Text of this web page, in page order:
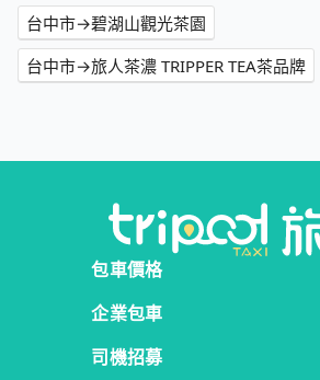
台中市→碧湖山觀光茶園
台中市→旅人茶濃 TRIPPER TEA茶品牌
包車價格
企業包車
司機招募